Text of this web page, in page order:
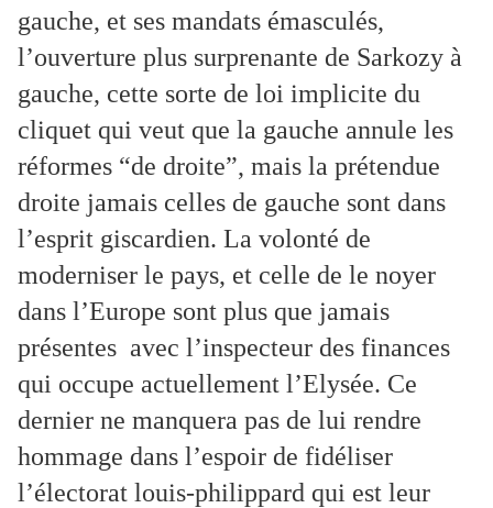
gauche, et ses mandats émasculés,
l’ouverture plus surprenante de Sarkozy à
gauche, cette sorte de loi implicite du
cliquet qui veut que la gauche annule les
réformes “de droite”, mais la prétendue
droite jamais celles de gauche sont dans
l’esprit giscardien. La volonté de
moderniser le pays, et celle de le noyer
dans l’Europe sont plus que jamais
présentes avec l’inspecteur des finances
qui occupe actuellement l’Elysée. Ce
dernier ne manquera pas de lui rendre
hommage dans l’espoir de fidéliser
l’électorat louis-philippard qui est leur